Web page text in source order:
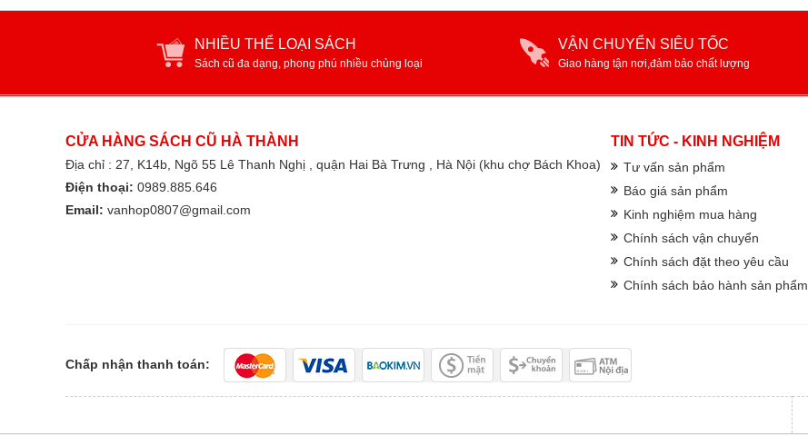
NHIỀU THỂ LOẠI SÁCH
Sách cũ đa dạng, phong phú nhiều chủng loại
VẬN CHUYỂN SIÊU TỐC
Giao hàng tận nơi,đảm bảo chất lượng
CỬA HÀNG SÁCH CŨ HÀ THÀNH
Địa chỉ : 27, K14b, Ngõ 55 Lê Thanh Nghị , quận Hai Bà Trưng , Hà Nội (khu chợ Bách Khoa)
Điện thoại: 0989.885.646
Email: vanhop0807@gmail.com
TIN TỨC - KINH NGHIỆM
Tư vấn sản phẩm
Báo giá sản phẩm
Kinh nghiệm mua hàng
Chính sách vận chuyển
Chính sách đặt theo yêu cầu
Chính sách bảo hành sản phẩm
Chấp nhận thanh toán: